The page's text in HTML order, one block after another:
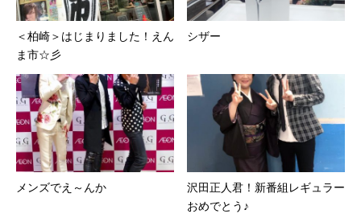
＜柏崎＞はじまりました！えん
ま市☆彡
シザー
メンズでえ～んか
沢田正人君！新番組レギュラー
おめでとう♪